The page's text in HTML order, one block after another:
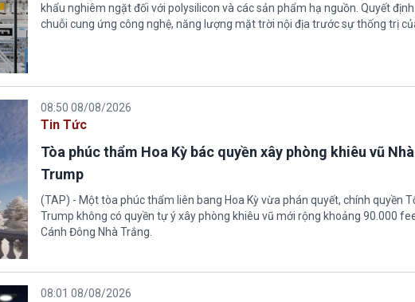
khẩu nghiêm ngặt đối với polysilicon và các sản phẩm hạ nguồn. Quyết
chuỗi cung ứng công nghệ, năng lượng mặt trời nội địa trước sự thống trị
08:50 08/08/2026
Tin Tức
Tòa phúc thẩm Hoa Kỳ bác quyền xây phòng khiêu vũ
Trump
(TAP) - Một tòa phúc thẩm liên bang Hoa Kỳ vừa phán quyết, chính quyền
Trump không có quyền tự ý xây phòng khiêu vũ mới rộng khoảng 90.000
Cánh Đông Nhà Trắng.
08:01 08/08/2026